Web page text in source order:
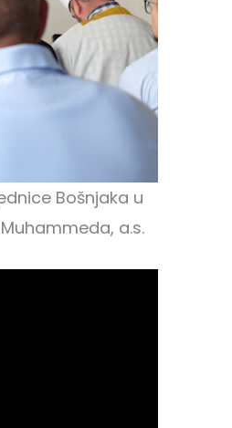
Bošnjaka u
a.s.